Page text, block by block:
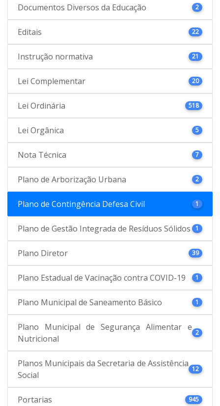
Documentos Diversos da Educação 2
Editais 22
Instrução normativa 21
Lei Complementar 20
Lei Ordinária 518
Lei Orgânica 5
Nota Técnica 7
Plano de Arborização Urbana 2
Plano de Contingência Defesa Civil 1
Plano de Gestão Integrada de Resíduos Sólidos 1
Plano Diretor 39
Plano Estadual de Vacinação contra COVID-19 1
Plano Municipal de Saneamento Básico 1
Plano Municipal de Segurança Alimentar e
Nutricional
2
Planos Municipais da Secretaria de Assistência
Social
12
Portarias 945